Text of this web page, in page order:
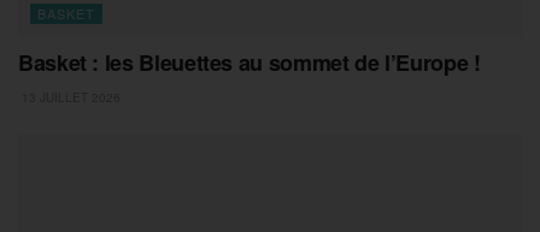
BASKET
Basket : les Bleuettes au sommet de l’Europe !